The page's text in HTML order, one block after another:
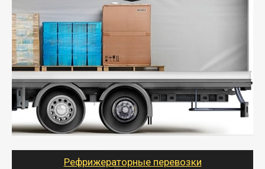
Транспорт:
Газель (1,5 и 3 тонны), Бычок, Еврофура от 5 до
10 тонн
от 5000 руб. Возможен догруз
- Экономный способ доставить вещи от 200 кг в
другой город - догрузом или попутно. Попутные
грузоперевозки для физлиц, ИП и юрлиц обходятся
дешевле.
- Тайгер Логистик организует доставку
крупногабаритных и личных вещей по нужному
для погрузочно-разгрузочных работ при перевозке.
Рефрижераторные перевозки